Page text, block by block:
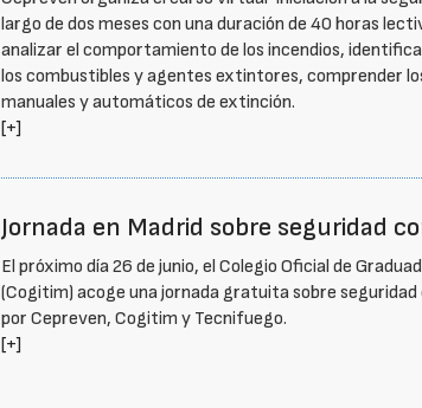
largo de dos meses con una duración de 40 horas
analizar el comportamiento de los incendios,
los combustibles y agentes extintores, comprender
manuales y automáticos de extinción.
[+]
Jornada en Madrid sobre seguridad
El próximo día 26 de junio, el Colegio Oficial de
(Cogitim) acoge una jornada gratuita sobre
por Cepreven, Cogitim y Tecnifuego.
[+]